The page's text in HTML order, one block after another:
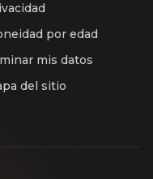
por edad
mis datos
del sitio